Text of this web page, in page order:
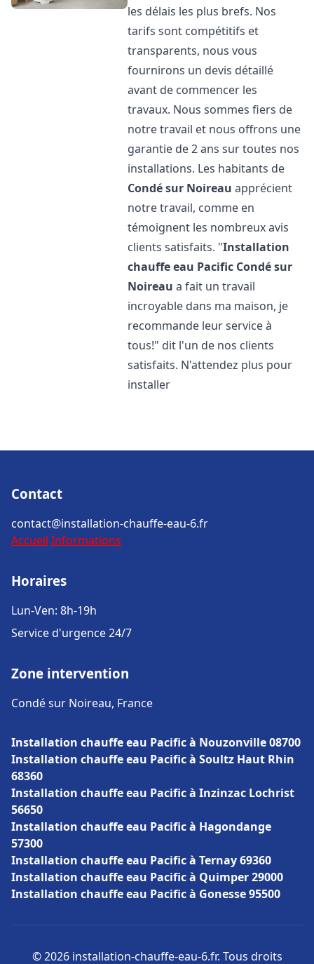
les délais les plus brefs. Nos
tarifs sont compétitifs et
transparents, nous vous
fournirons un devis détaillé
avant de commencer les
travaux. Nous sommes fiers de
notre travail et nous offrons une
garantie de 2 ans sur toutes nos
installations. Les habitants de
Condé sur Noireau apprécient
notre travail, comme en
témoignent les nombreux avis
clients satisfaits. "Installation
chauffe eau Pacific Condé sur
Noireau a fait un travail
incroyable dans ma maison, je
recommande leur service à
tous!" dit l'un de nos clients
satisfaits. N'attendez plus pour
installer
Contact
contact@installation-chauffe-eau-6.fr
Accueil Informations
Horaires
Lun-Ven: 8h-19h
Service d'urgence 24/7
Zone intervention
Condé sur Noireau, France
Installation chauffe eau Pacific à Nouzonville 08700
Installation chauffe eau Pacific à Soultz Haut Rhin
68360
Installation chauffe eau Pacific à Inzinzac Lochrist
56650
Installation chauffe eau Pacific à Hagondange
57300
Installation chauffe eau Pacific à Ternay 69360
Installation chauffe eau Pacific à Quimper 29000
Installation chauffe eau Pacific à Gonesse 95500
© 2026 installation-chauffe-eau-6.fr. Tous droits